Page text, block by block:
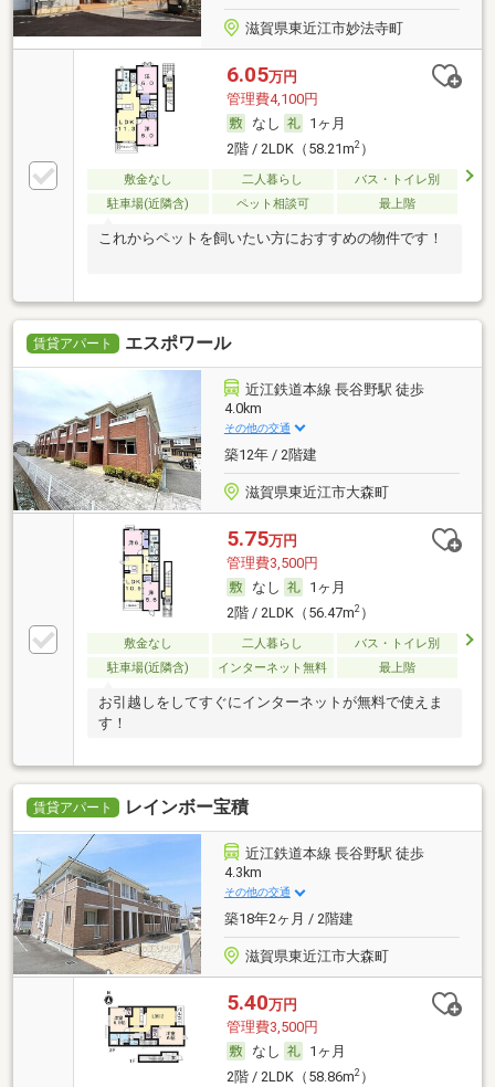
滋賀県東近江市妙法寺町
6.05万円
管理費4,100円
なし
1ヶ月
2階 / 2LDK（58.21m2）
敷金なし 二人暮らし
バス・トイレ別
駐車場(近隣含)
ペット相談可 最上階
これからペットを飼いたい方におすすめの物件です！
賃貸アパート エスポワール
近江鉄道本線 長谷野駅 徒歩
4.0km
その他の交通
築12年 / 2階建
滋賀県東近江市大森町
5.75万円
管理費3,500円
なし
1ヶ月
2階 / 2LDK（56.47m2）
敷金なし 二人暮らし
バス・トイレ別
駐車場(近隣含)
インターネット無料 最上階
お引越しをしてすぐにインターネットが無料で使えま
す！
賃貸アパート レインボー宝積
近江鉄道本線 長谷野駅 徒歩
4.3km
その他の交通
築18年2ヶ月 / 2階建
滋賀県東近江市大森町
5.40万円
管理費3,500円
なし
1ヶ月
2階 / 2LDK（58.86m2）